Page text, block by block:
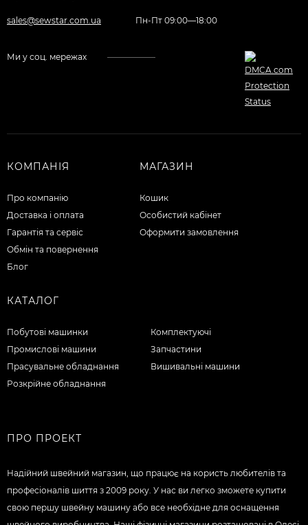
sales@sewstar.com.ua Пн-Пт 09:00—18:00
Ми у соц. мережах
КОМПАНІЯ
Про компанію
Доставка і оплата
Гарантія та сервіс
Обмін та повернення
Блог
МАГАЗИН
Кошик
Особистий кабінет
Оформити замовлення
КАТАЛОГ
Побутові машинки
Промислові машини
Прасувальне обладнання
Розкрійне обладнання
Комплектуючі
Запчастини
Вишивальні машини
ПРО ПРОЕКТ
Надійний швейний магазин, що працює на користь любителів та
професіоналів шиття з 2009 року. У нас ви легко зможете купити
свою першу швейну машину або все необхідне для оснащення